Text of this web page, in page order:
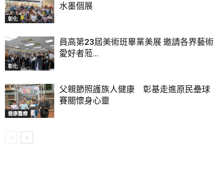
彰化
水墨個展
彰化
員高第23屆美術班畢業美展 邀請各界藝術
愛好者蒞...
健康醫療
父親節照護族人健康 彰基走進原民壘球
賽關懷身心靈